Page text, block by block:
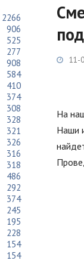
11-
На
Наши
2266
906
525
277
908
584
410
374
308
328
321
326
316
318
486
292
374
245
195
228
154
154